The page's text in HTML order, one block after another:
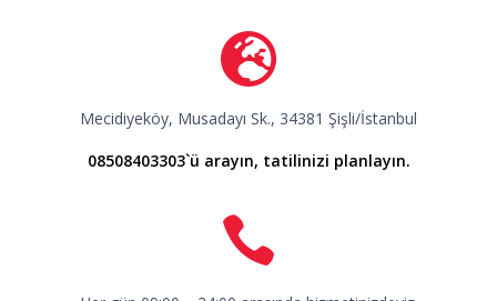
Mecidiyeköy, Musadayı Sk., 34381 Şişli/İstanbul
08508403303`ü arayın, tatilinizi planlayın.